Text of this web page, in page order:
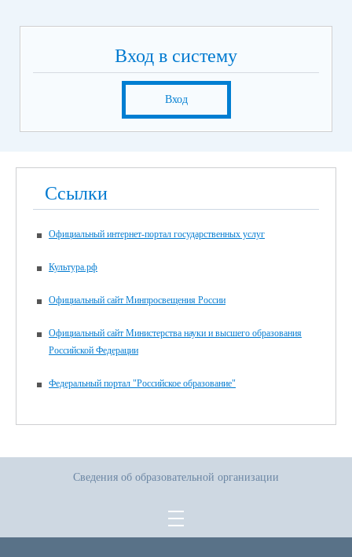
Вход в систему
Вход
Ссылки
Официальный интернет-портал государственных услуг
Культура.рф
Официальный сайт Минпросвещения России
Официальный сайт Министерства науки и высшего образования
Российской Федерации
Федеральный портал "Российское образование"
Сведения об образовательной организации